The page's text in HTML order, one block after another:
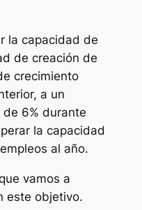
la capacidad de
de creación de
crecimiento
a un
6% durante
la capacidad
al año.
vamos a
este objetivo.